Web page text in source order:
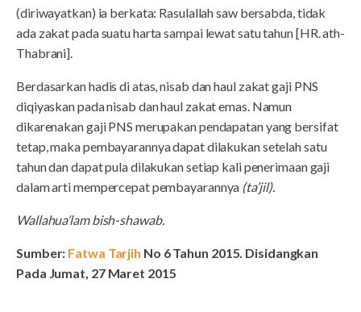
(diriwayatkan) ia berkata: Rasulallah saw bersabda, tidak
ada zakat pada suatu harta sampai lewat satu tahun [HR. ath-
Thabrani].
Berdasarkan hadis di atas, nisab dan haul zakat gaji PNS
diqiyaskan pada nisab dan haul zakat emas. Namun
dikarenakan gaji PNS merupakan pendapatan yang bersifat
tetap, maka pembayarannya dapat dilakukan setelah satu
tahun dan dapat pula dilakukan setiap kali penerimaan gaji
dalam arti mempercepat pembayarannya (ta’jil).
Wallahua’lam bish-shawab.
Sumber: Fatwa Tarjih No 6 Tahun 2015. Disidangkan
Pada Jumat, 27 Maret 2015